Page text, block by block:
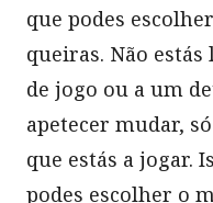
que podes
queiras. Não
de jogo ou a um
apetecer mudar,
que estás a jogar.
podes escolher o